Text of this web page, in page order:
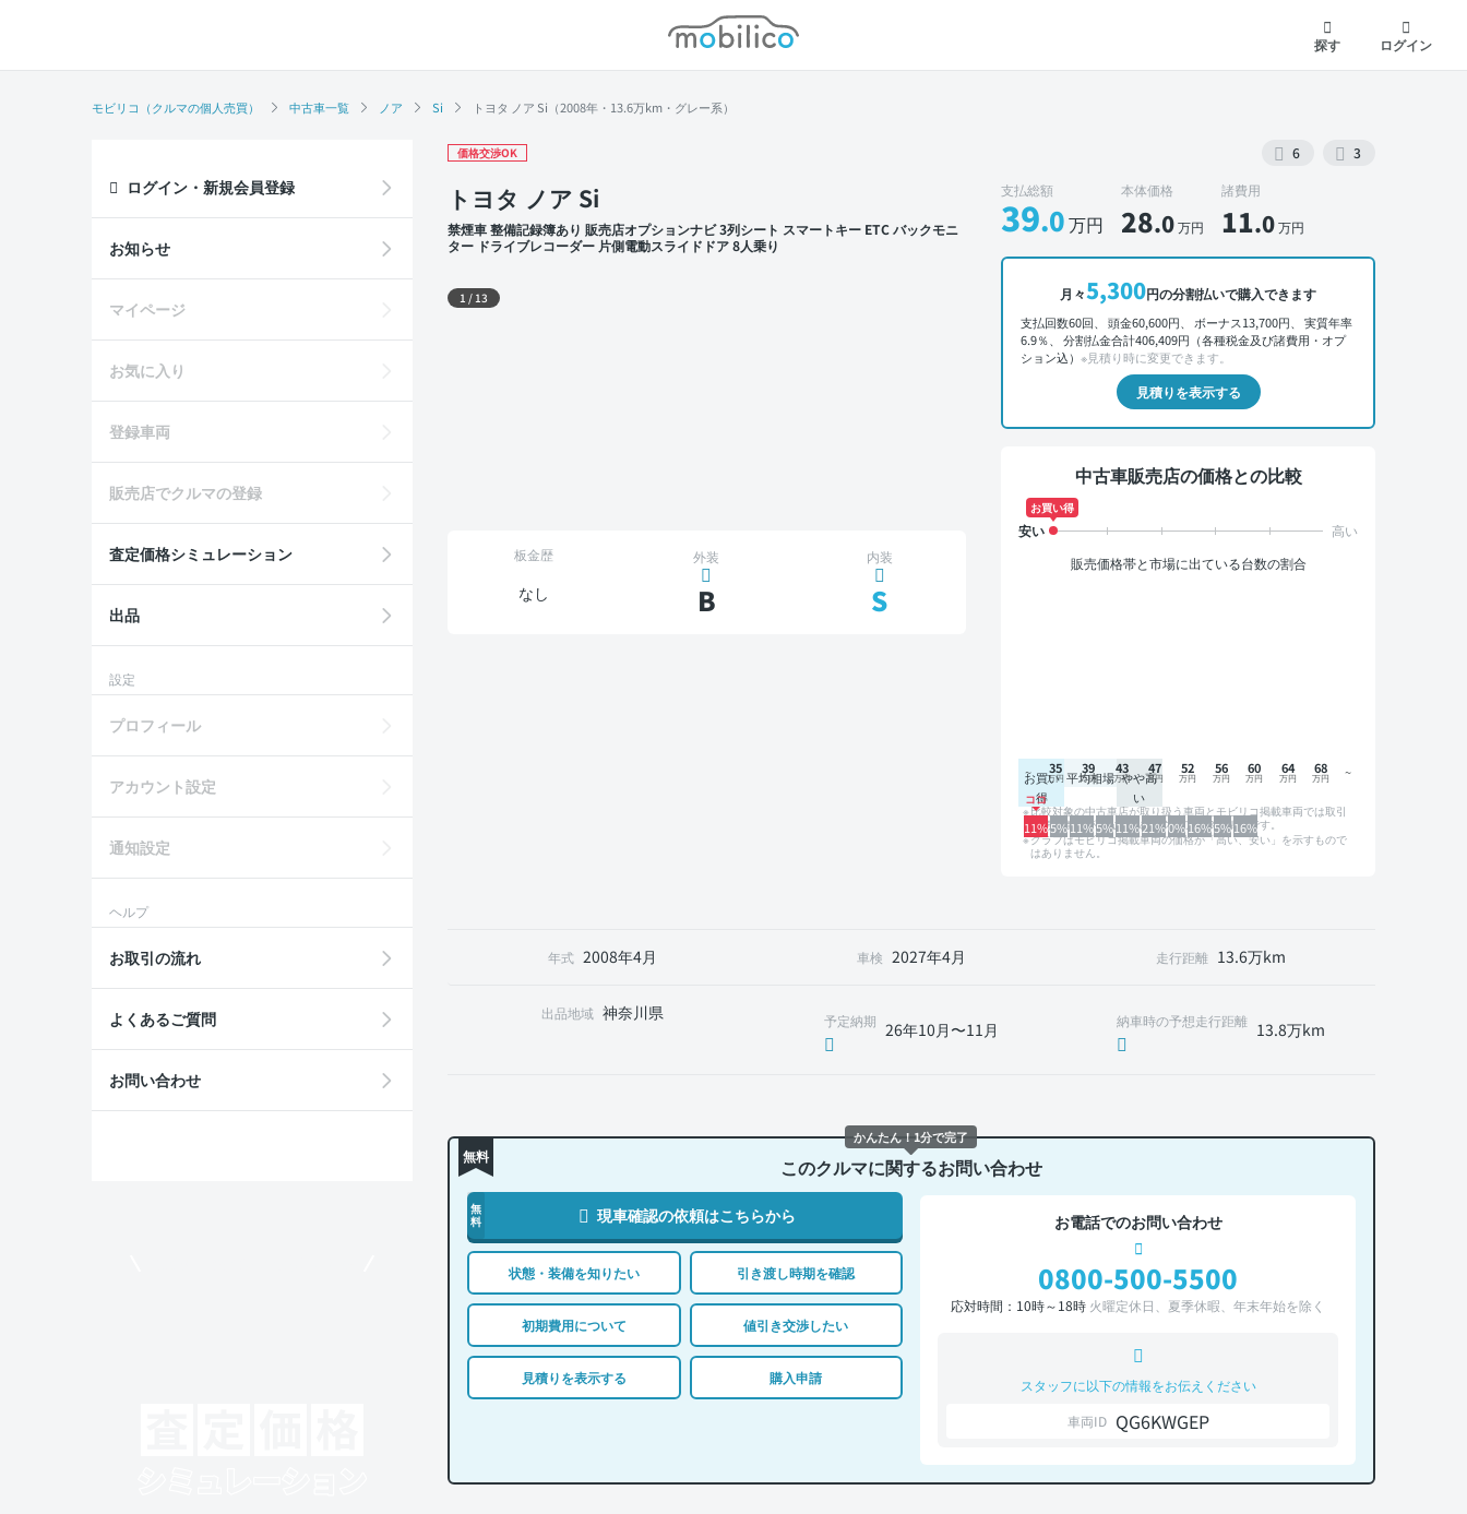
モビリコ
探す
ログイン
モビリコ（クルマの個人売買） 中古車一覧 ノア Si トヨタ ノア Si（2008年・13.6万km・グレー系）
価格交渉OK 6 3
トヨタ ノア Si
禁煙車 整備記録簿あり 販売店オプションナビ 3列シート スマートキー ETC バックモニ
ター ドライブレコーダー 片側電動スライドドア 8人乗り
外装 左前 外装 正面
1 /13
支払総額
39.0万円
本体価格
28.0万円
諸費用
11.0万円
月々5,300円の分割払いで購入できます
支払回数60回、 頭金60,600円、 ボーナス13,700円、 実質年率
6.9％、 分割払金合計406,409円（各種税金及び諸費用・オプ
ション込） ※見積り時に変更できます。
見積りを表示する
中古車販売店の価格との比較
お買い得
販売価格帯と市場に出ている台数の割合
お買い
得
平均相場 やや高
い
11%5%11%5%11%21%0%16%5%16%
35 39 43 47 52 56 60 64 68
比較対象の中古車店が取り扱う車両とモビリコ掲載車両では取引
形態や条件が異なるため、グラフは参考情報です。
グラフはモビリコ掲載車両の価格が「高い、安い」を示すもので
はありません。
板金歴
なし
外装
B
内装
S
年式 2008年4月 車検 2027年4月 走行距離 13.6万km
出品地域 神奈川県 予定納期 26年10月〜11月 納車時の予想走行距離 13.8万km
無料 このクルマに関するお問い合わせ
無
料
現車確認の依頼はこちらから
状態・装備を知りたい 引き渡し時期を確認
初期費用について 値引き交渉したい
見積りを表示する 購入申請
お電話でのお問い合わせ
0800-500-5500
応対時間：10時～18時 火曜定休日、夏季休暇、年末年始を除く
スタッフに以下の情報をお伝えください
車両ID QG6KWGEP
ログイン・新規会員登録
お知らせ
マイページ
お気に入り
登録車両
販売店でクルマの登録
査定価格シミュレーション
出品
設定
プロフィール
アカウント設定
通知設定
ヘルプ
お取引の流れ
よくあるご質問
お問い合わせ
かんたん！1分で完了